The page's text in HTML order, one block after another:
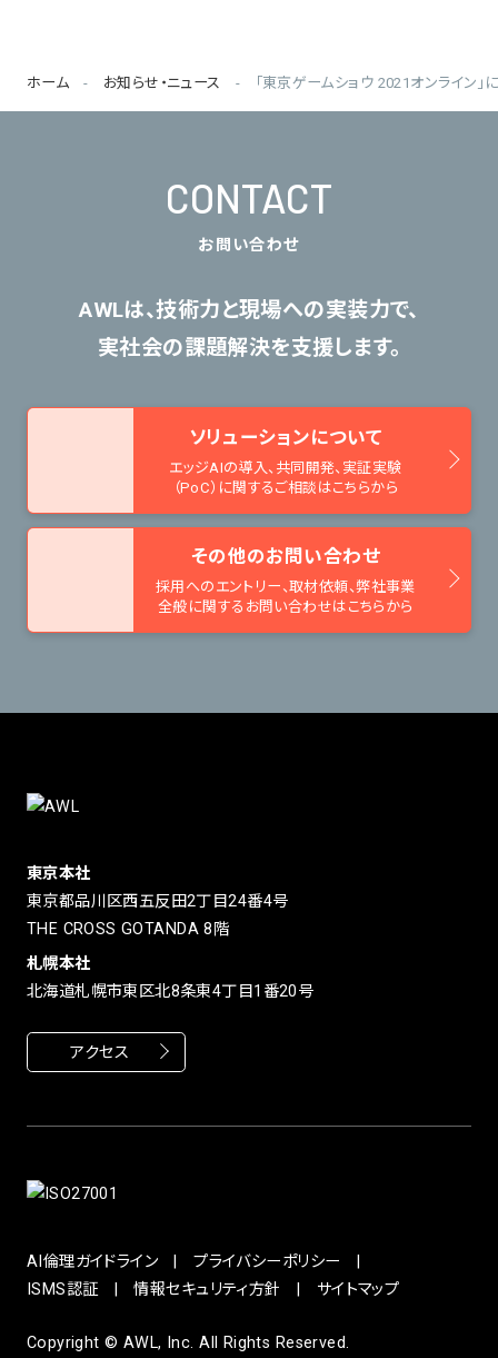
ホーム お知らせ・ニュース 「東京ゲームショウ 2021オンライン」
CONTACT
お問い合わせ
AWLは、技術力と現場への実装力で、
実社会の課題解決を支援します。
ソリューションについて
エッジAIの導入、共同開発、 実証実験
（PoC）に関するご相談はこちらから
その他のお問い合わせ
採用へのエントリー、取材依頼、弊社事業
全般に関するお問い合わせはこちらから
東京本社
東京都品川区西五反田2丁目24番4号
THE CROSS GOTANDA 8階
札幌本社
北海道札幌市東区北8条東4丁目1番20号
アクセス
AI倫理ガイドライン
プライバシーポリシー
ISMS認証
情報セキュリティ方針 サイトマップ
Copyright © AWL, Inc. All Rights Reserved.